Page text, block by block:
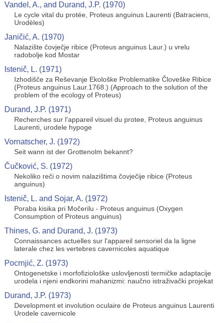
Vandel, A., and Durand, J.P. (1970)
Le cycle vital du protée, Proteus anguinus Laurenti (Batraciens,
Urodèles)
Janičić, A. (1970)
Nalazište čovječje ribice (Proteus anguinus Laur.) u vrelu
radobolje kod Mostar
Istenič, L. (1971)
Izhodišče za Reševanje Ekološke Problematike Človeške Ribice
(Proteus anguinus Laur.1768.) (Approach to the solution of the
problem of the ecology of Proteus)
Durand, J.P. (1971)
Recherches sur l'appareil visuel du protee, Proteus anguinus
Laurenti, urodele hypoge
Vornatscher, J. (1972)
Seit wann ist der Grottenolm bekannt?
Čučković, S. (1972)
Nekoliko reči o novim nalazištima čovječije ribice (Proteus
anguinus)
Istenič, L. and Sojar, A. (1972)
Poraba kisika pri Močerilu - Proteus anguinus (Oxygen
Consumption of Proteus anguinus)
Thines, G. and Durand, J. (1973)
Connaissances actuelles sur l'appareil sensoriel da la ligne
laterale chez les vertebres cavernicoles aquatique
Pocrnjić, Z. (1973)
Ontogenetske i morfofiziološke uslovljenosti termičke adaptacije
urodela i njeni endkorini mahanizmi: naučno istraživački projekat
Durand, J.P. (1973)
Development et involution oculaire de Proteus anguinus Laurenti
Urodele cavernicole